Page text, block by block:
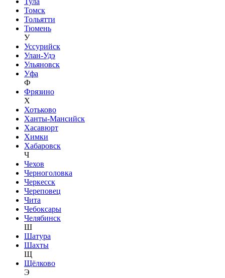
Томск
Тольятти
Тюмень
У
Уссурийск
Улан-Удэ
Ульяновск
Уфа
Ф
Фрязино
Х
Хотьково
Ханты-Мансийск
Хасавюрт
Химки
Хабаровск
Ч
Чехов
Черноголовка
Черкесск
Череповец
Чита
Чебоксары
Челябинск
Ш
Шатура
Шахты
Щ
Щёлково
Э